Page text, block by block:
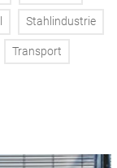
Stahlindustrie
Transport